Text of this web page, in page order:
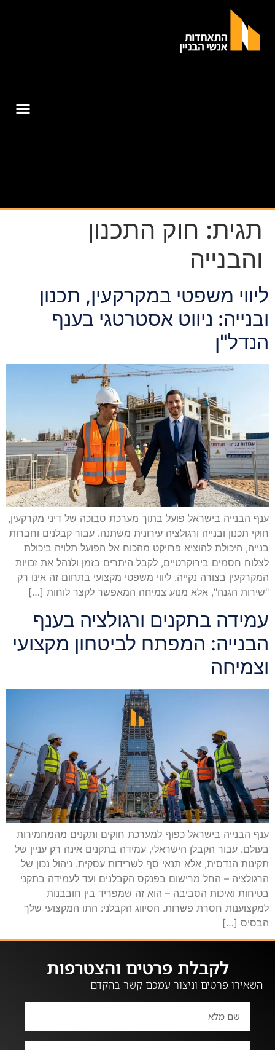
תגית: חוק התכנון
והבנייה
ליווי משפטי במקרקעין, תכנון
ובנייה: ניווט אסטרטגי בענף
הנדל"ן
ענף הבנייה בישראל פועל בתוך מערכת סבוכה של דיני מקרקעין,
חוקי תכנון ובנייה ורגולציה עירונית משתנה. עבור קבלנים וחברות
בנייה, היכולת להוציא פרויקט מהכוח אל הפועל תלויה ביכולת
לצלוח חסמים בירוקרטיים, לקבל היתרים בזמן ולנהל את זכויות
המקרקעין בצורה נקייה. ליווי משפטי מקצועי בתחום זה אינו רק
"שירות הגנה", אלא מנוע צמיחה המאפשר לקצר לוחות […]
עמידה בתקנים ורגולציה בענף
הבנייה: המפתח לביטחון מקצועי
וצמיחה
ענף הבנייה בישראל כפוף למערכת חוקים ותקנים מהמחמירות
בעולם. עבור הקבלן הישראלי, עמידה בתקנים אינה רק עניין של
תקינות הנדסית, אלא תנאי סף לשרידות עסקית. ניהול נכון של
הרגולציה – החל מרישום בפנקס הקבלנים ועד לעמידה בתקני
בטיחות ואיכות הסביבה – הוא זה שמפריד בין חובבנות
למקצוענות חסרת פשרות. הסיווג הקבלני: התו המקצועי שלך
הבסיס […]
לקבלת פרטים והצטרפות
השאירו פרטים וניצור עמכם קשר בהקדם